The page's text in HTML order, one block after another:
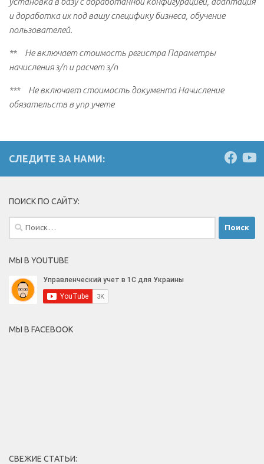
и доработка их под вашу специфику бизнеса, обучение
пользователей.
** Не включает стоимость регистра Параметры
начисления з/п и расчет з/п
*** Не включает стоимость документа Начисление
обязательств в упр учете
СЛЕДИТЕ ЗА НАМИ:
ПОИСК ПО САЙТУ:
Найти:
МЫ В YOUTUBE
МЫ В FACEBOOK
СВЕЖИЕ СТАТЬИ: